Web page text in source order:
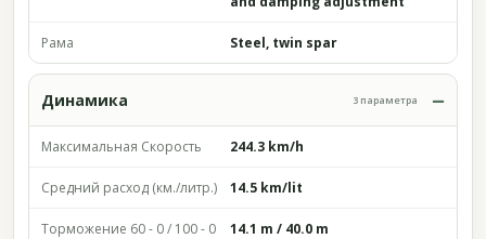
Рама Steel, twin spar
Динамика 3 параметра
Максимальная Скорость 244.3 km/h
Средний расход (км./литр.) 14.5 km/lit
Торможение 60 - 0 / 100 - 0 14.1 m / 40.0 m